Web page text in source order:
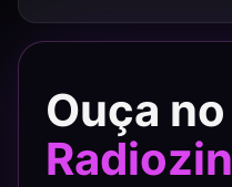
Ouça
Radiozin